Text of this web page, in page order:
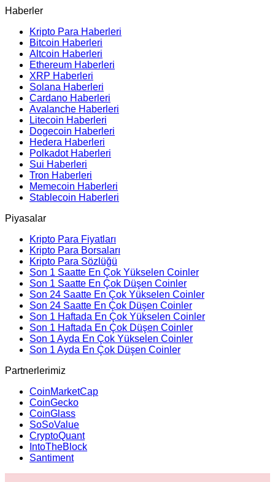
Haberler
Kripto Para Haberleri
Bitcoin Haberleri
Altcoin Haberleri
Ethereum Haberleri
XRP Haberleri
Solana Haberleri
Cardano Haberleri
Avalanche Haberleri
Litecoin Haberleri
Dogecoin Haberleri
Hedera Haberleri
Polkadot Haberleri
Sui Haberleri
Tron Haberleri
Memecoin Haberleri
Stablecoin Haberleri
Piyasalar
Kripto Para Fiyatları
Kripto Para Borsaları
Kripto Para Sözlüğü
Son 1 Saatte En Çok Yükselen Coinler
Son 1 Saatte En Çok Düşen Coinler
Son 24 Saatte En Çok Yükselen Coinler
Son 24 Saatte En Çok Düşen Coinler
Son 1 Haftada En Çok Yükselen Coinler
Son 1 Haftada En Çok Düşen Coinler
Son 1 Ayda En Çok Yükselen Coinler
Son 1 Ayda En Çok Düşen Coinler
Partnerlerimiz
CoinMarketCap
CoinGecko
CoinGlass
SoSoValue
CryptoQuant
IntoTheBlock
Santiment